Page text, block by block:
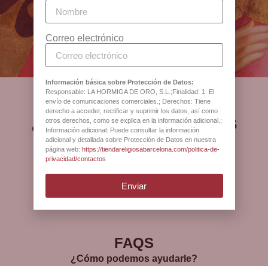
Antigua Botiga Catedral
Barcelona
¿Qué opinan nuestros
clientes?
Ver más opiniones
FAQS
¿Cómo podemos ayudarle?
Correo electrónico
Información básica sobre Protección de Datos:
Responsable: LA HORMIGA DE ORO, S.L.;Finalidad: 1: El
envío de comunicaciones comerciales.; Derechos: Tiene
derecho a acceder, rectificar y suprimir los datos, así como
otros derechos, como se explica en la información adicional.;
Información adicional: Puede consultar la información
adicional y detallada sobre Protección de Datos en nuestra
página web: https://tiendareligiosabarcelona.com/politica-de-
privacidad/contactos
Enviar